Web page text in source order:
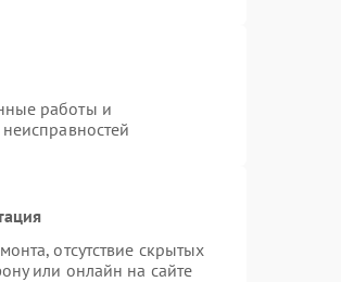
работы и
отсутствие скрытых
или онлайн на сайте